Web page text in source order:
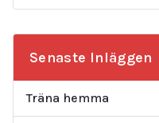
Senaste Inläggen
Träna hemma